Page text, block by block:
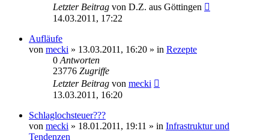
Letzter Beitrag von D.Z. aus Göttingen
14.03.2011, 17:22
Aufläufe
von mecki » 13.03.2011, 16:20 » in Rezepte
0 Antworten
23776 Zugriffe
Letzter Beitrag von mecki
13.03.2011, 16:20
Schlaglochsteuer???
von mecki » 18.01.2011, 19:11 » in Infrastruktur und
Tendenzen